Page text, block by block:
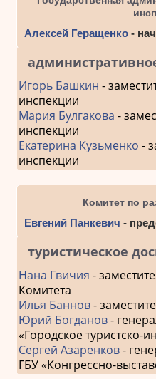
Алексей Геращенко-
Игорь Башкин -
инспекции
Мария Булгакова -
инспекции
Екатерина Кузьменко -
инспекции
Комитет по
Евгений Панкевич -
туристическое
Нана Гвичия -
Комитета
Илья Баннов-
Юрий Богданов-
«Городское
Сергей Азаренков-
ГБУ «Конгрессно-